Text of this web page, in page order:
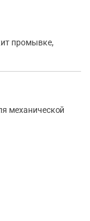
промывке,
механической